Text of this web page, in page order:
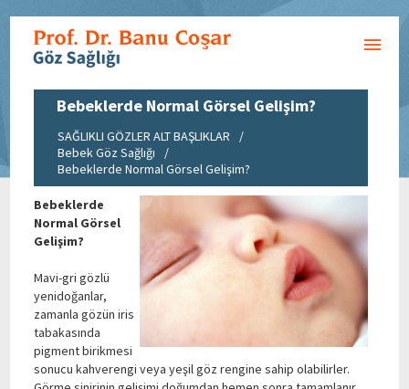
Bebeklerde Normal Görsel Gelişim?
SAĞLIKLI GÖZLER ALT BAŞLIKLAR
/
Bebek Göz Sağlığı
/
Bebeklerde Normal Görsel Gelişim?
Bebeklerde
Normal Görsel
Gelişim?
Mavi-gri gözlü
yenidoğanlar,
zamanla gözün iris
tabakasında
pigment birikmesi
sonucu kahverengi veya yeşil göz rengine sahip olabilirler.